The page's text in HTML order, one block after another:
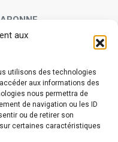
aux
utilisons des technologies
aux informations des
nous permettra de
de navigation ou les ID
ou de retirer son
certaines caractéristiques